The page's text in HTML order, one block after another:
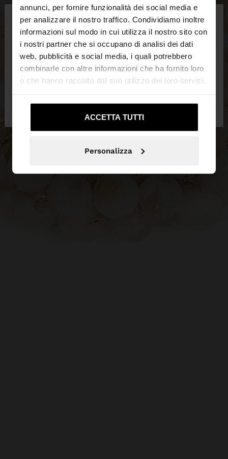
annunci, per fornire funzionalità dei social media e
per analizzare il nostro traffico. Condividiamo inoltre
informazioni sul modo in cui utilizza il nostro sito con
i nostri partner che si occupano di analisi dei dati
web, pubblicità e social media, i quali potrebbero
combinarle con altre informazioni che ha fornito loro
o che hanno raccolto dal suo utilizzo dei loro servizi.
ACCETTA TUTTI
Personalizza
ciao ×
Stai accedendo al sito da Italia. Vuoi navigare sul
nostro sito United States?